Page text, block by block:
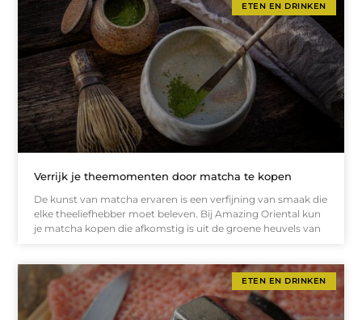
ETEN EN DRINKEN
Verrijk je theemomenten door matcha te kopen
De kunst van matcha ervaren is een verfijning van smaak die
elke theeliefhebber moet beleven. Bij Amazing Oriental kun
je matcha kopen die afkomstig is uit de groene heuvels van
ETEN EN DRINKEN